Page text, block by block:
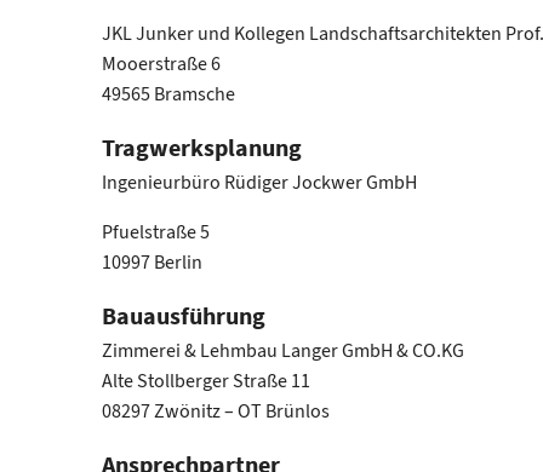
JKL Junker und Kollegen Landschaftsarchitekten
Mooerstraße 6
49565 Bramsche
Tragwerksplanung
Ingenieurbüro Rüdiger Jockwer GmbH
Pfuelstraße 5
10997 Berlin
Bauausführung
Zimmerei & Lehmbau Langer GmbH & CO.KG
Alte Stollberger Straße 11
08297 Zwönitz – OT Brünlos